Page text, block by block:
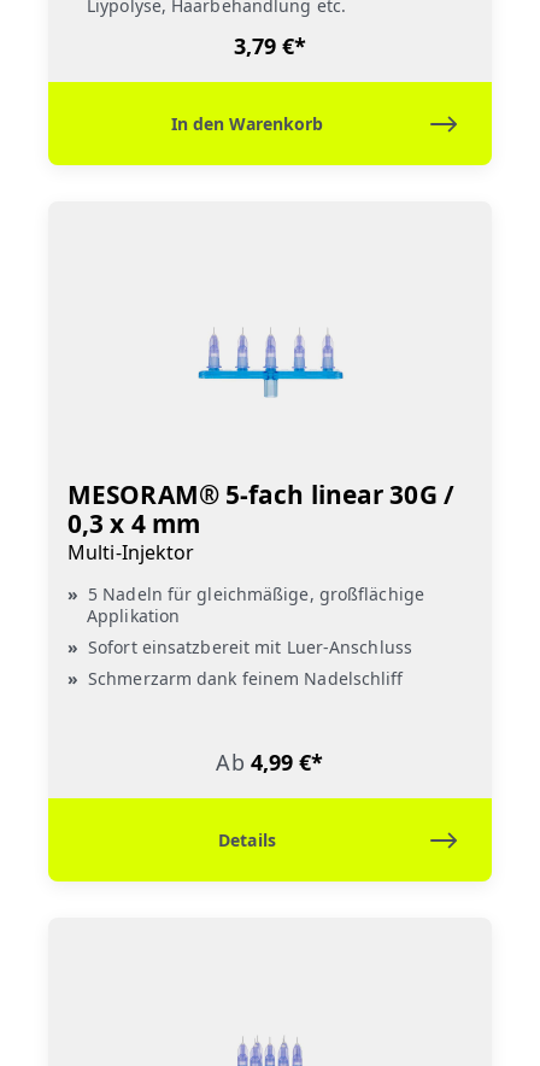
Liypolyse, Haarbehandlung etc.
3,79 €*
In den Warenkorb
MESORAM® 5-fach linear 30G /
0,3 x 4 mm
Multi-Injektor
5 Nadeln für gleichmäßige, großflächige
Applikation
Sofort einsatzbereit mit Luer-Anschluss
Schmerzarm dank feinem Nadelschliff
Ab 4,99 €*
Details